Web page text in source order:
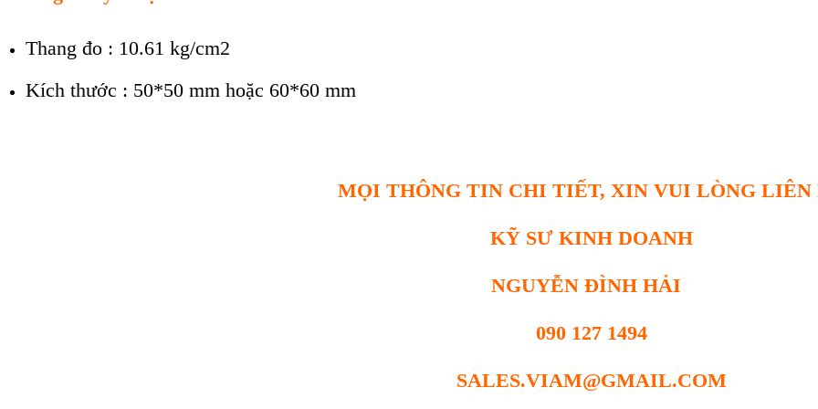
Thang đo : 10.61 kg/cm2
Kích thước : 50*50 mm hoặc 60*60 mm
MỌI THÔNG TIN CHI TIẾT, XIN VUI LÒNG LIÊN
KỸ SƯ KINH DOANH
NGUYỄN ĐÌNH HẢI
090 127 1494
SALES.VIAM@GMAIL.COM